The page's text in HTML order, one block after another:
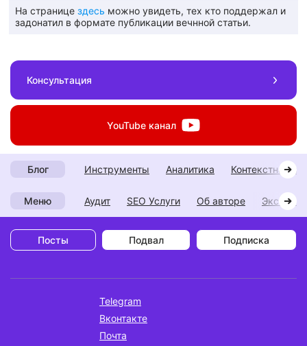
На странице здесь можно увидеть, тех кто поддержал и
задонатил в формате публикации вечнной статьи.
Консультация
YouTube канал
Блог инструменты аналитика контекстная
Меню Аудит SEO Услуги Об авторе
Посты Подвал Подписка
Telegram
Вконтакте
Почта